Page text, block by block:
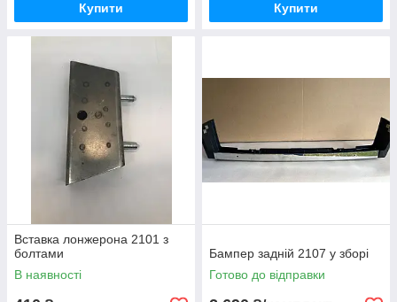
Купити Купити
Вставка лонжерона 2101 з
болтами
В наявності
Бампер задній 2107 у зборі
Готово до відправки